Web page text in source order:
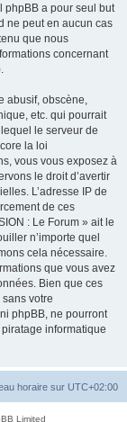
phpBB a pour seul but
ne peut en aucun cas
que nous
concernant
abusif, obscène,
etc. qui pourrait
le serveur de
la loi
vous vous exposez à
le droit d’avertir
L’adresse IP de
de ces
: Le Forum » ait le
n’importe quel
cela nécessaire.
que vous avez
Bien que ces
votre
phpBB, ne pourront
informatique
horaire sur UTC+02:00
Limited